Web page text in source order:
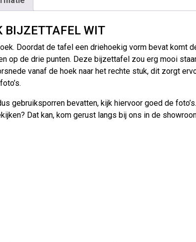
BIJZETTAFEL WIT
Doordat de tafel een driehoekig vorm bevat komt
op de drie punten. Deze bijzettafel zou erg mooi
vanaf de hoek naar het rechte stuk, dit zorgt
gebruiksporren bevatten, kijk hiervoor goed de
Dat kan, kom gerust langs bij ons in de